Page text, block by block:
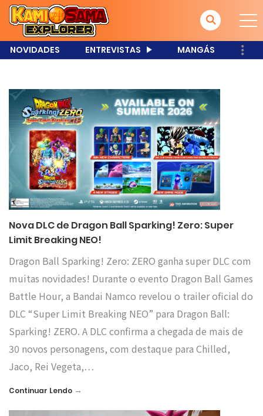
NOVIDADES ENTREVISTAS MANGÁS
Nova DLC de Dragon Ball Sparking! Zero: Super
Limit Breaking NEO!
Dragon Ball Sparking! Zero: ZERO ganha super DLC com
muitas novidades! Durante o evento Dragon Ball Games
Battle Hour, a Bandai Namco revelou o trailer oficial do
DLC “Super Limit Breaking NEO” para Dragon Ball:
Sparking! ZERO. A DLC confirma a chegada de mais de
30 novos personagens, com destaque para Chilled,
Jaco, Rei Vegeta,…
Continuar Lendo →